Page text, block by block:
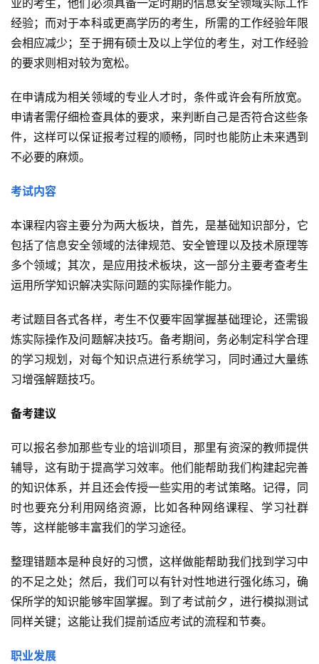
业的考生，他们必须具备一定时期的信息安全领域实际工作
经验；而对于本科或更高学历的考生，所需的工作经验年限
会相应减少；至于拥有硕士及以上学位的考生，对工作经验
的要求则相对较为宽松。
在申请成为相关领域的专业人才时，条件或许会有所放宽。
申请者需仔细检查具体的要求，来判断自己是否符合这些条
件，这样可以保证报考过程的顺畅，同时也能防止未来遇到
不必要的麻烦。
考试内容
本课程内容主要分为两大板块，首先，是基础知识部分，它
包括了信息安全领域的法律规范、安全管理以及技术原理等
多个领域；其次，是应用技术板块，这一部分主要考查考生
运用所学知识解决实际问题的实际操作能力。
考试题目各式各样，考生不仅要牢固掌握基础理论，还需锻
炼实际操作及问题解决技巧。备考期间，务必制定科学合理
的学习规划，对每个知识点进行系统学习，同时通过大量练
习增强解题技巧。
备考建议
可以报名参加那些专业的培训项目，那里有资深的教师提供
辅导，这有助于提高学习效率。他们能帮助我们构建起完善
的知识体系，并且还会传授一些实用的考试策略。记得，同
时也要充分利用网络资源，比如各种网络课程、学习社群
等，这样能够丰富我们的学习途径。
整理错题本是种良好的习惯，这样做能帮助我们找到学习中
的不足之处；然后，我们可以有针对性地进行强化练习，确
保所学的知识能够牢固掌握。到了考试前夕，进行模拟测试
同样关键；这能让我们提前适应考试的流程和节奏。
职业发展